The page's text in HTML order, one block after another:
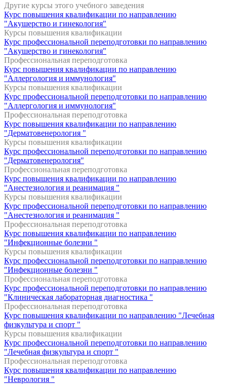
Другие курсы этого учебного заведения
Курс повышения квалификации по направлению
"Акушерство и гинекология"
Курсы повышения квалификации
Курс профессиональной переподготовки по направлению
"Акушерство и гинекология"
Профессиональная переподготовка
Курс повышения квалификации по направлению
"Аллергология и иммунология"
Курсы повышения квалификации
Курс профессиональной переподготовки по направлению
"Аллергология и иммунология"
Профессиональная переподготовка
Курс повышения квалификации по направлению
"Дерматовенерология "
Курсы повышения квалификации
Курс профессиональной переподготовки по направлению
"Дерматовенерология"
Профессиональная переподготовка
Курс повышения квалификации по направлению
"Анестезиология и реанимация "
Курсы повышения квалификации
Курс профессиональной переподготовки по направлению
"Анестезиология и реанимация "
Профессиональная переподготовка
Курс повышения квалификации по направлению
"Инфекционные болезни "
Курсы повышения квалификации
Курс профессиональной переподготовки по направлению
"Инфекционные болезни "
Профессиональная переподготовка
Курс профессиональной переподготовки по направлению
"Клиническая лабораторная диагностика "
Профессиональная переподготовка
Курс повышения квалификации по направлению "Лечебная
физкультура и спорт "
Курсы повышения квалификации
Курс профессиональной переподготовки по направлению
"Лечебная физкультура и спорт "
Профессиональная переподготовка
Курс повышения квалификации по направлению
"Неврология "